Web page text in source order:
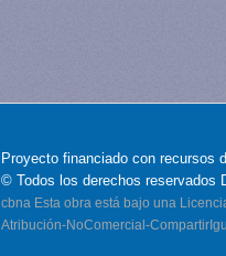
Proyecto financiado con recursos
© Todos los derechos reservados
cbna Esta obra está bajo una
Atribución-NoComercial-